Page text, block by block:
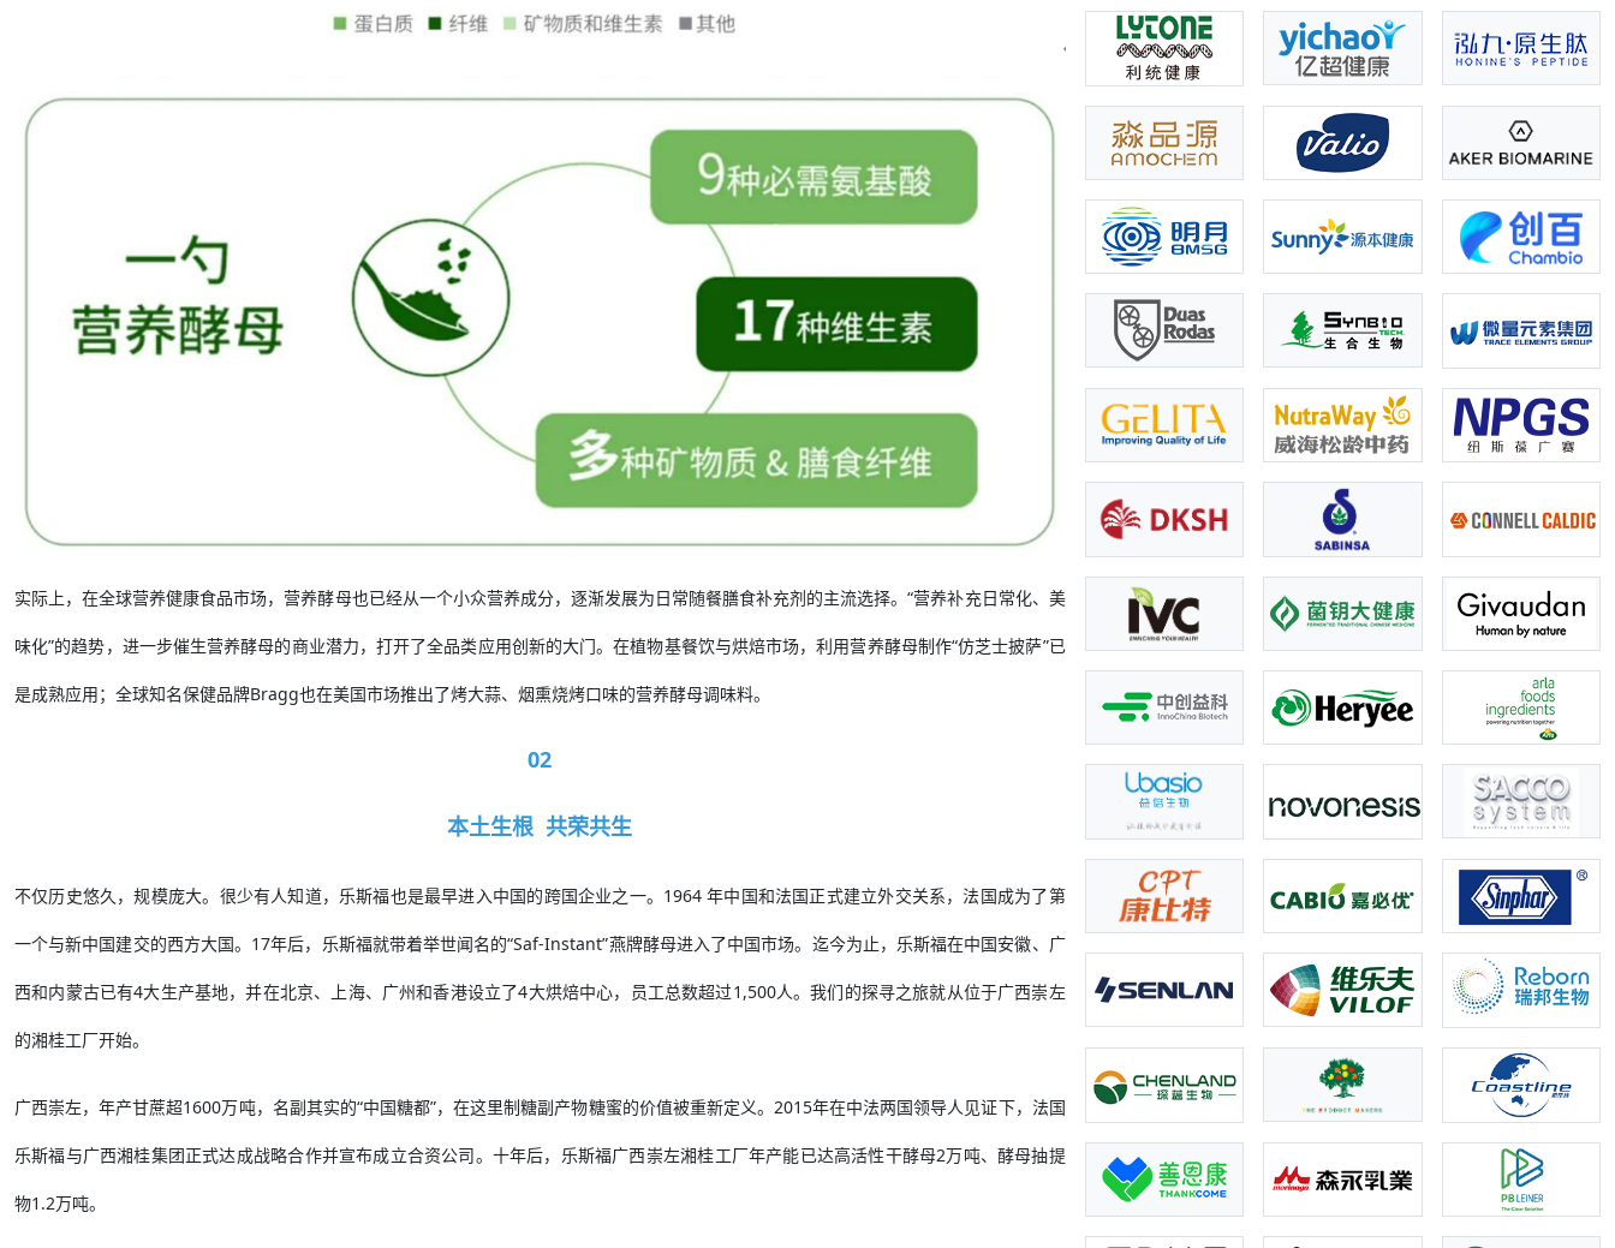
实际上，在全球营养健康食品市场，营养酵母也已经从一个小众营养成分，逐渐发展为日常随餐膳食补充剂的主流选择。“营养补充日常化、美
味化”的趋势，进一步催生营养酵母的商业潜力，打开了全品类应用创新的大门。在植物基餐饮与烘焙市场，利用营养酵母制作“仿芝士披萨”已
是成熟应用；全球知名保健品牌Bragg也在美国市场推出了烤大蒜、烟熏烧烤口味的营养酵母调味料。
02
本土生根 共荣共生
不仅历史悠久，规模庞大。很少有人知道，乐斯福也是最早进入中国的跨国企业之一。‌1964 年中国和法国正式建立外交关系，法国成为了‌第
一个与新中国建交的西方大国‌。17年后，乐斯福就带着举世闻名的“Saf-Instant”燕牌酵母进入了中国市场。迄今为止，乐斯福在中国安徽、广
西和内蒙古已有4大生产基地，并在北京、上海、广州和香港设立了4大烘焙中心，员工总数超过1,500人。我们的探寻之旅就从位于广西崇左
的湘桂工厂开始。
广西崇左，年产甘蔗超1600万吨，名副其实的“中国糖都”，在这里制糖副产物糖蜜的价值被重新定义。2015年在中法两国领导人见证下，法国
乐斯福与广西湘桂集团正式达成战略合作并宣布成立合资公司。十年后，乐斯福广西崇左湘桂工厂年产能已达高活性干酵母2万吨、酵母抽提
物1.2万吨。